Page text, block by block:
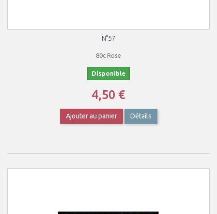
N°57
80c Rose
Disponible
4,50 €
Ajouter au panier Détails